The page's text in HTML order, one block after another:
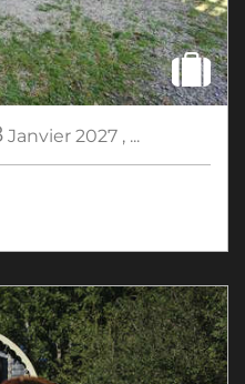
Janvier 2027, ...